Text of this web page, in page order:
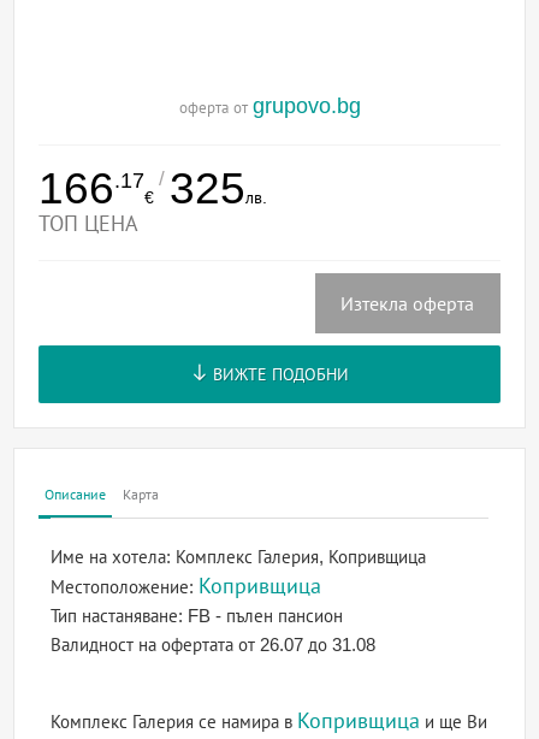
оферта от grupovo.bg
166.17
€
/ 325лв.
ТОП ЦЕНА
Изтекла оферта
ВИЖТЕ ПОДОБНИ
Описание Карта
Име на хотела: Комплекс Галерия, Копривщица
Местоположение: Копривщица
Тип настаняване: FB - пълен пансион
Валидност на офертатаот 26.07 до 31.08
Комплекс Галерия се намира в Копривщица и ще Ви